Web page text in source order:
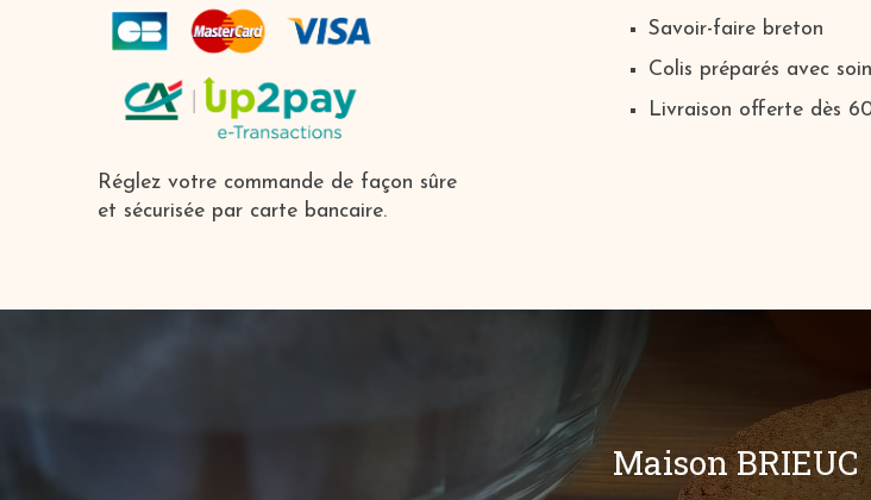
Réglez votre commande de façon sûre
et sécurisée par carte bancaire.
Savoir-faire breton
Colis préparés avec soin
Livraison offerte dès
Maison BRIEUC